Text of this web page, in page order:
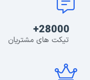
28000+
تیکت های مشتریان